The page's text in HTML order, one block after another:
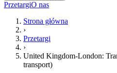
PrzetargiO nas
Strona główna
›
Przetargi
›
United Kingdom-London:
transport)